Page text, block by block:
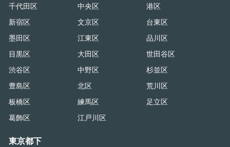
千代田区 中央区
港区
新宿区
文京区
台東区
墨田区
江東区
品川区
目黒区
大田区
世田谷区
渋谷区
中野区
杉並区
豊島区
北区
荒川区
板橋区
練馬区
足立区
葛飾区
江戸川区
東京都下